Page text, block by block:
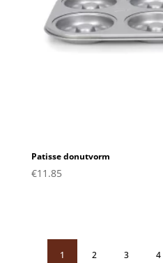
Patisse donutvorm
€11.85
1 2 3 4